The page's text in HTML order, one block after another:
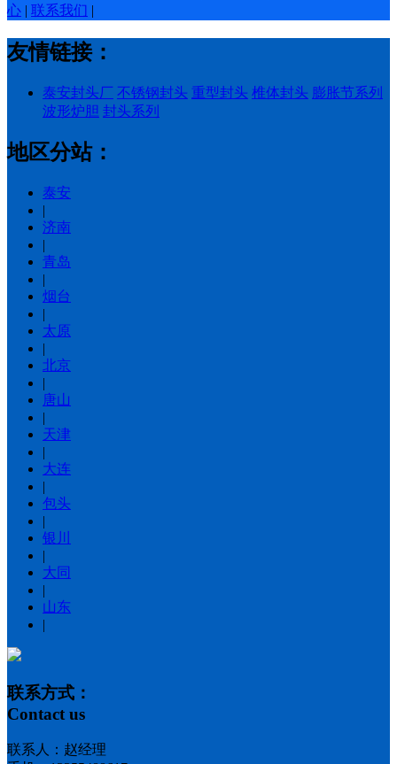
心 | 联系我们 |
友情链接：
泰安封头厂 不锈钢封头 重型封头 椎体封头 膨胀节系列
波形炉胆 封头系列
地区分站：
泰安
|
济南
|
青岛
|
烟台
|
太原
|
北京
|
唐山
|
天津
|
大连
|
包头
|
银川
|
大同
|
山东
|
联系方式：
Contact us
联系人：赵经理